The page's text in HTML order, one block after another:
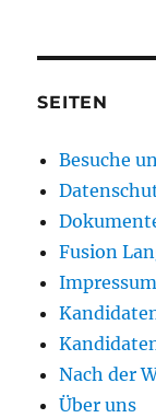
SEITEN
Besuche
Fusion
Impressum
Nach der
Über uns